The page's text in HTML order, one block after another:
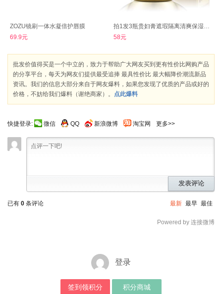
ZOZU镜刷一体水凝倍护唇膜
69.9元
58元
批发价值得买是一个中立的，致力于帮助广大网友买到更有性价比网购产品
的分享平台，每天为网友们提供最受追捧 最具性价比 最大幅降价潮流新品
资讯。我们的信息大部分来自于网友爆料，如果您发现了优质的产品或好的
价格，不妨给我们爆料（谢绝商家）。
点此爆料
快捷登录: 微信 QQ 新浪微博 淘宝网 更多>>
发表评论
已有 0 条评论 最新 最早 最佳
Powered by 连接微博
登录
签到领积分 积分商城